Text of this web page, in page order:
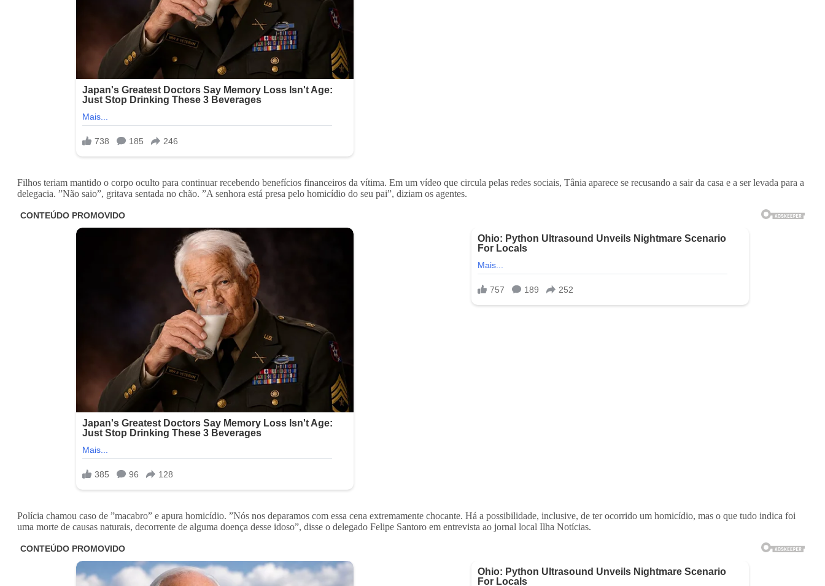
Filhos teriam mantido o corpo oculto para continuar recebendo benefícios financeiros da vítima. Em um vídeo que circula pelas redes sociais, Tânia aparece se recusando a sair da casa e a ser levada para a
delegacia. ”Não saio”, gritava sentada no chão. ”A senhora está presa pelo homicídio do seu pai”, diziam os agentes.
Polícia chamou caso de ”macabro” e apura homicídio. ”Nós nos deparamos com essa cena extremamente chocante. Há a possibilidade, inclusive, de ter ocorrido um homicídio, mas o que tudo indica foi
uma morte de causas naturais, decorrente de alguma doença desse idoso”, disse o delegado Felipe Santoro em entrevista ao jornal local Ilha Notícias.